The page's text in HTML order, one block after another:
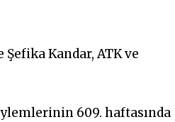
Kandar, ATK ve
609. haftasında